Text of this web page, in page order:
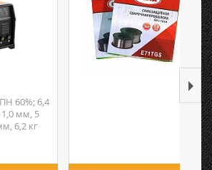
60%; 6,4
мм, 5
6,2 кг